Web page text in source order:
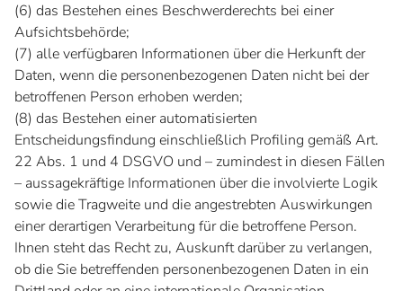
(6) das Bestehen eines Beschwerderechts bei einer
Aufsichtsbehörde;
(7) alle verfügbaren Informationen über die Herkunft der
Daten, wenn die personenbezogenen Daten nicht bei der
betroffenen Person erhoben werden;
(8) das Bestehen einer automatisierten
Entscheidungsfindung einschließlich Profiling gemäß Art.
22 Abs. 1 und 4 DSGVO und – zumindest in diesen Fällen
– aussagekräftige Informationen über die involvierte Logik
sowie die Tragweite und die angestrebten Auswirkungen
einer derartigen Verarbeitung für die betroffene Person.
Ihnen steht das Recht zu, Auskunft darüber zu verlangen,
ob die Sie betreffenden personenbezogenen Daten in ein